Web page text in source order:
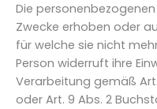
Die
Zwecke erhoben oder
für welche sie nicht
Person widerruft ihre
Verarbeitung gemäß
oder Art. 9 Abs. 2